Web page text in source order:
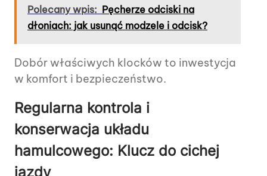
Polecany wpis: Pęcherze odciski na
dłoniach: jak usunąć modzele i odcisk?
Dobór właściwych klocków to inwestycja
w komfort i bezpieczeństwo.
Regularna kontrola i
konserwacja układu
hamulcowego: Klucz do cichej
jazdy